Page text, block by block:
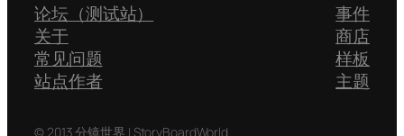
论坛（测试站）
关于
常见问题
站点作者
事件
商店
样板
主题
© 2013 分镜世界 | StoryBoardWorld